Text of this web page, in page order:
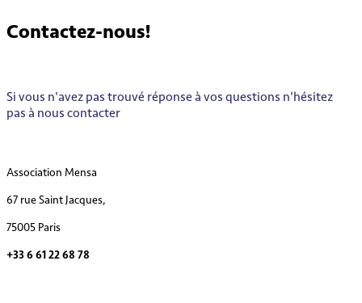
Contactez-nous!
Si vous n'avez pas trouvé réponse à vos questions n'hésitez
pas à nous contacter
Association Mensa
67 rue Saint Jacques,
75005 Paris
+33 6 61 22 68 78